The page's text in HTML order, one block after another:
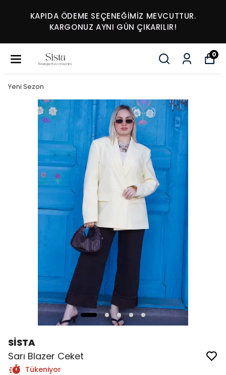
KAPIDA ÖDEME SEÇENEĞİMİZ MEVCUTTUR.
KARGONUZ AYNI GÜN ÇIKARILIR!
0
Yeni Sezon
SİSTA
Sarı Blazer Ceket
Tükeniyor